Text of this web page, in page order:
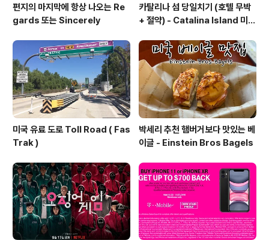
편지의 마지막에 항상 나오는 Re
gards 또는 Sincerely
카탈리나 섬 당일치기 (호텔 무박
+ 절약) - Catalina Island 미국
미국 유료 도로 Toll Road ( Fas
Trak )
박세리 추천 햄버거보다 맛있는 베
이글 - Einstein Bros Bagels